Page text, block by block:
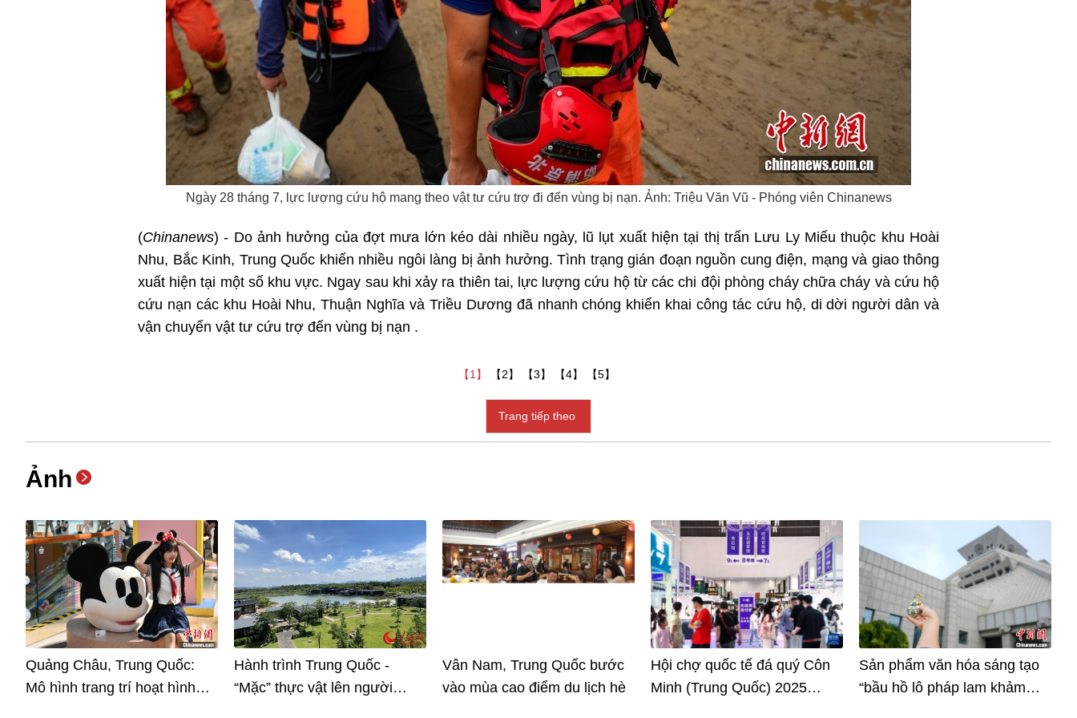
اردو
हिन्दी
Ngày 28 tháng 7, lực lượng cứu hộ mang theo vật tư cứu trợ đi đến vùng bị nạn. Ảnh: Triệu Văn Vũ - Phóng viên Chinanews
(Chinanews) - Do ảnh hưởng của đợt mưa lớn kéo dài nhiều ngày, lũ lụt xuất hiện tại thị trấn Lưu Ly Miếu thuộc khu Hoài
Nhu, Bắc Kinh, Trung Quốc khiến nhiều ngôi làng bị ảnh hưởng. Tình trạng gián đoạn nguồn cung điện, mạng và giao thông
xuất hiện tại một số khu vực. Ngay sau khi xảy ra thiên tai, lực lượng cứu hộ từ các chi đội phòng cháy chữa cháy và cứu hộ
cứu nạn các khu Hoài Nhu, Thuận Nghĩa và Triều Dương đã nhanh chóng khiển khai công tác cứu hộ, di dời người dân và
vận chuyển vật tư cứu trợ đến vùng bị nạn .
【1】 【2】 【3】 【4】 【5】
Trang tiếp theo
Ảnh
Quảng Châu, Trung Quốc:
Mô hình trang trí hoạt hình
Hành trình Trung Quốc -
“Mặc” thực vật lên người
Vân Nam, Trung Quốc bước
vào mùa cao điểm du lịch hè
Hội chợ quốc tế đá quý Côn
Minh (Trung Quốc) 2025
Sản phẩm văn hóa sáng tạo
“bầu hồ lô pháp lam khảm